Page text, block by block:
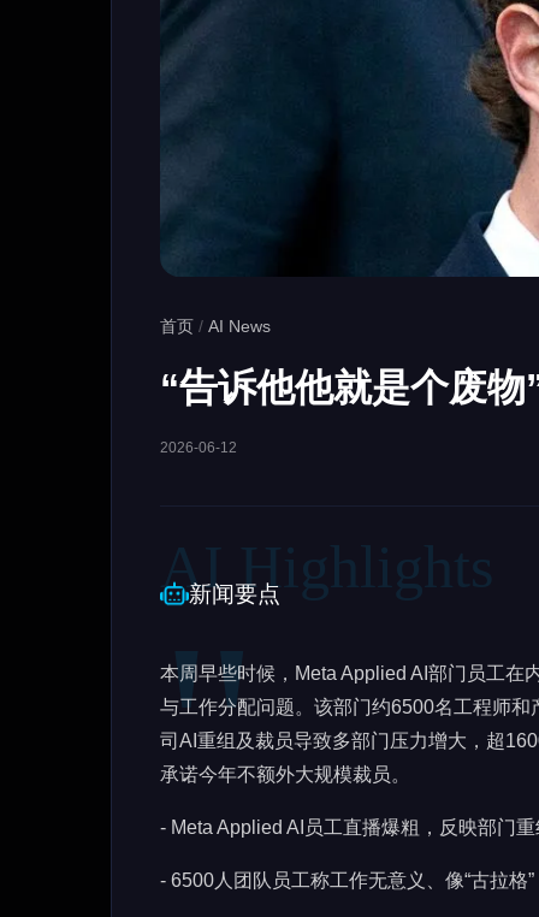
首页 / AI News
“告诉他他就是个废
2026-06-12
新闻要点
本周早些时候，Meta Applied AI部门员工在
与工作分配问题。该部门约6500名工程师
司AI重组及裁员导致多部门压力增大，超
承诺今年不额外大规模裁员。
- Meta Applied AI员工直播爆粗，反映部门
- 6500人团队员工称工作无意义、像“古拉格”